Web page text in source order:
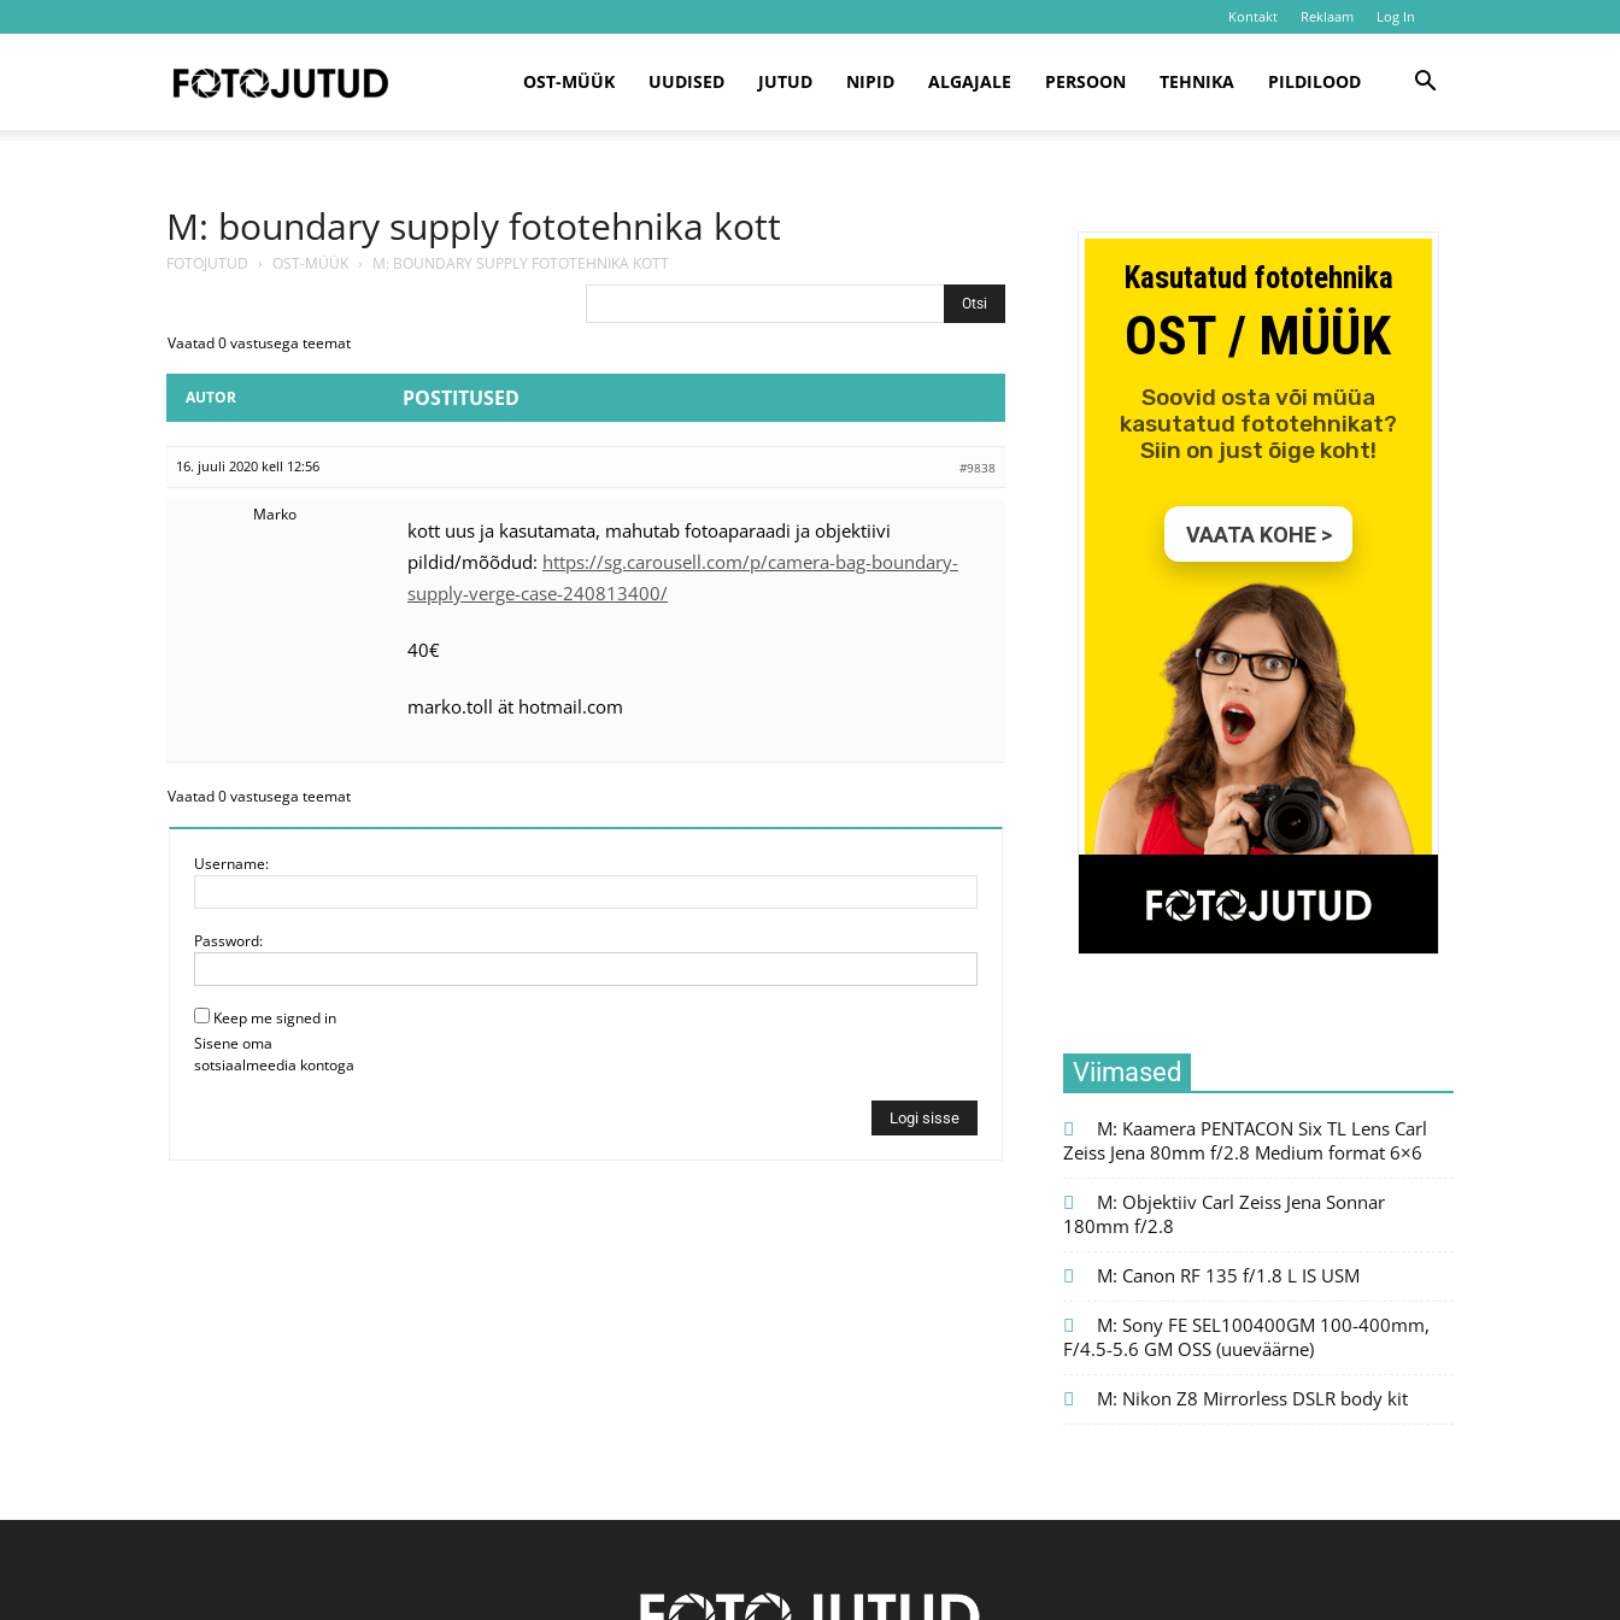
Kontakt Reklaam Log In
OST-MÜÜK UUDISED JUTUD NIPID ALGAJALE PERSOON TEHNIKA PILDILOOD
M: boundary supply fototehnika kott
FOTOJUTUD › OST-MÜÜK › M: BOUNDARY SUPPLY FOTOTEHNIKA KOTT
Vaatad 0 vastusega teemat
AUTOR POSTITUSED
16. juuli 2020 kell 12:56 #9838
Marko
kott uus ja kasutamata, mahutab fotoaparaadi ja objektiivi
pildid/mõõdud: https://sg.carousell.com/p/camera-bag-boundary-
supply-verge-case-240813400/
40€
marko.toll ät hotmail.com
Vaatad 0 vastusega teemat
Username:
Password:
Keep me signed in
Sisene oma
sotsiaalmeedia kontoga
Logi sisse
Viimased
M: Kaamera PENTACON Six TL Lens Carl
Zeiss Jena 80mm f/2.8 Medium format 6×6
M: Objektiiv Carl Zeiss Jena Sonnar
180mm f/2.8
M: Canon RF 135 f/1.8 L IS USM
M: Sony FE SEL100400GM 100-400mm,
F/4.5-5.6 GM OSS (uueväärne)
M: Nikon Z8 Mirrorless DSLR body kit